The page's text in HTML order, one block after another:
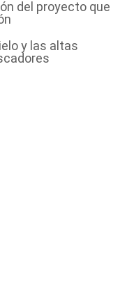
del proyecto que
y las altas